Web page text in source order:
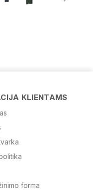
KLIENTAMS
forma